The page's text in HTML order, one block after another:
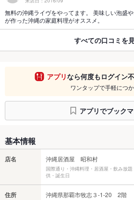
無料の沖縄ライヴをやってます。 美味しい泡盛
が作った沖縄の家庭料理がオススメ。
すべての口コミを
アプリなら何度もログイン
ワンタップで手軽につ
アプリでブック
基本情報
店名 沖縄居酒屋 昭和村
国際通り・沖縄料理・居酒屋・飲み放
供・誕生日
住所 沖縄県那覇市牧志３-1-20 2階